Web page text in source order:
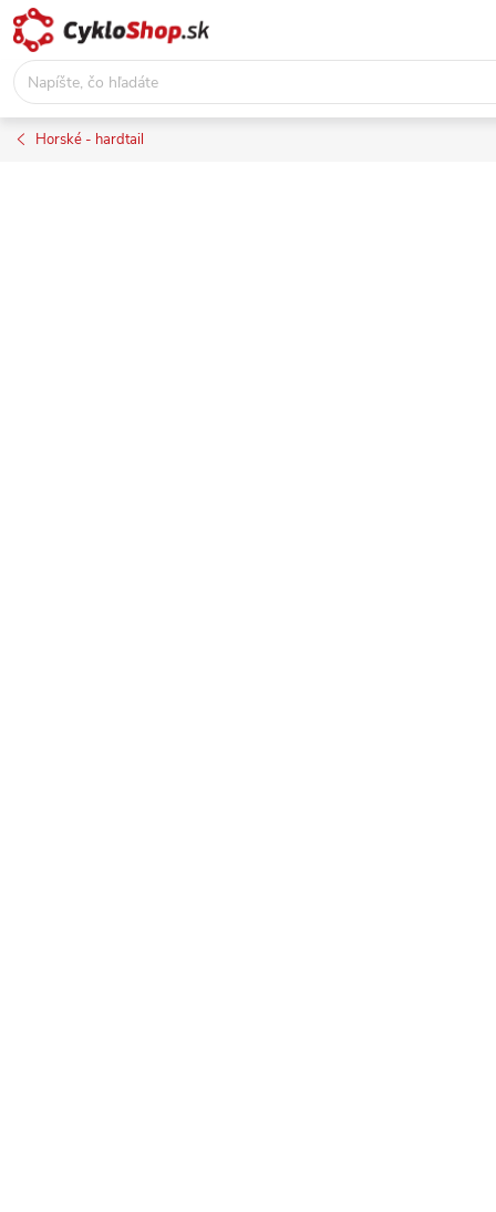
Prejsť
na
obsah
Horské - hardtail